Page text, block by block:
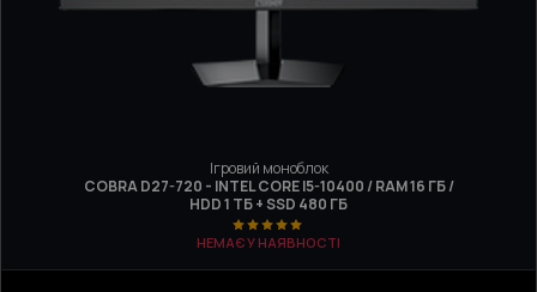
Ігровий моноблок
COBRA D27-720 - INTEL CORE I5-10400 / RAM 16 ГБ /
HDD 1 ТБ + SSD 480 ГБ
НЕМАЄ У НАЯВНОСТІ